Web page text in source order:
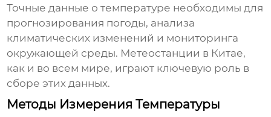
Точные данные о температуре необходимы для
прогнозирования погоды, анализа
климатических изменений и мониторинга
окружающей среды. Метеостанции в Китае,
как и во всем мире, играют ключевую роль в
сборе этих данных.
Методы Измерения Температуры